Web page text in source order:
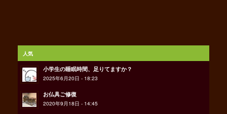
人気
小学生の睡眠時間、足りてますか？
2025年6月20日 - 18:23
お仏具ご修復
2020年9月18日 - 14:45